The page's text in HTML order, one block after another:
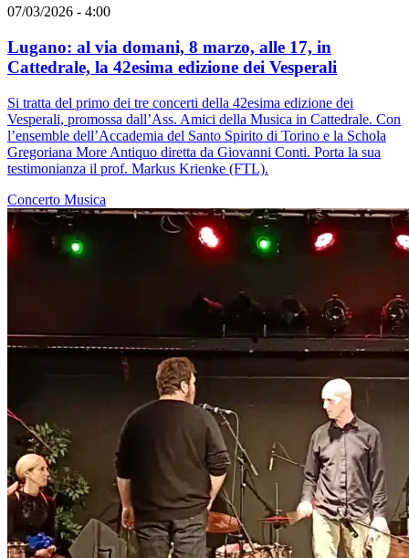
07/03/2026 - 4:00
Lugano: al via domani, 8 marzo, alle 17, in
Cattedrale, la 42esima edizione dei Vesperali
Si tratta del primo dei tre concerti della 42esima edizione dei
Vesperali, promossa dall’Ass. Amici della Musica in Cattedrale. Con
l’ensemble dell’Accademia del Santo Spirito di Torino e la Schola
Gregoriana More Antiquo diretta da Giovanni Conti. Porta la sua
testimonianza il prof. Markus Krienke (FTL).
Concerto Musica